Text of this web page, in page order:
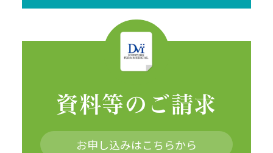
資料等のご請求
お申し込みはこちらから